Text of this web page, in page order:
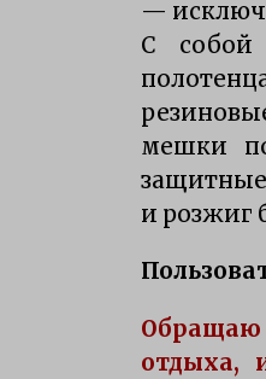
—
С собой
мешки
и розжиг
Обращаю
отдыха,